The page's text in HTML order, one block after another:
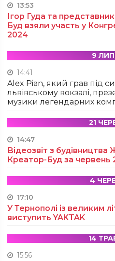
13:53
Ігор Гуда та
Буд взяли участь у
2024
9
14:41
Alex Pian, який грав під
львівському вокзалі,
музики легендарних
21
14:47
Відеозвіт з будівництва
Креатор-Буд за червень
4
17:10
У Тернополі із великим
виступить YAKTAK
14
15:56